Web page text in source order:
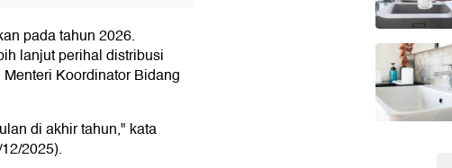
pada tahun 2026.
lanjut perihal distribusi
Koordinator Bidang
di akhir tahun," kata
2025).